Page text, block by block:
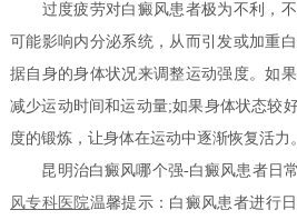
过度疲劳对白癜风患者极为不利，不
可能影响内分泌系统，从而引发或加重
据自身的身体状况来调整运动强度。如
减少运动时间和运动量;如果身体状态较
度的锻炼，让身体在运动中逐渐恢复活力。
昆明治白癜风哪个强-白癜风患者日
风专科医院温馨提示：白癜风患者进行